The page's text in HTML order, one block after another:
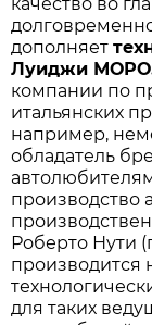
дополняет
Луиджи МОРО
компании по
итальянских
например,
обладатель
производство
Роберто Нути
производится
для таких